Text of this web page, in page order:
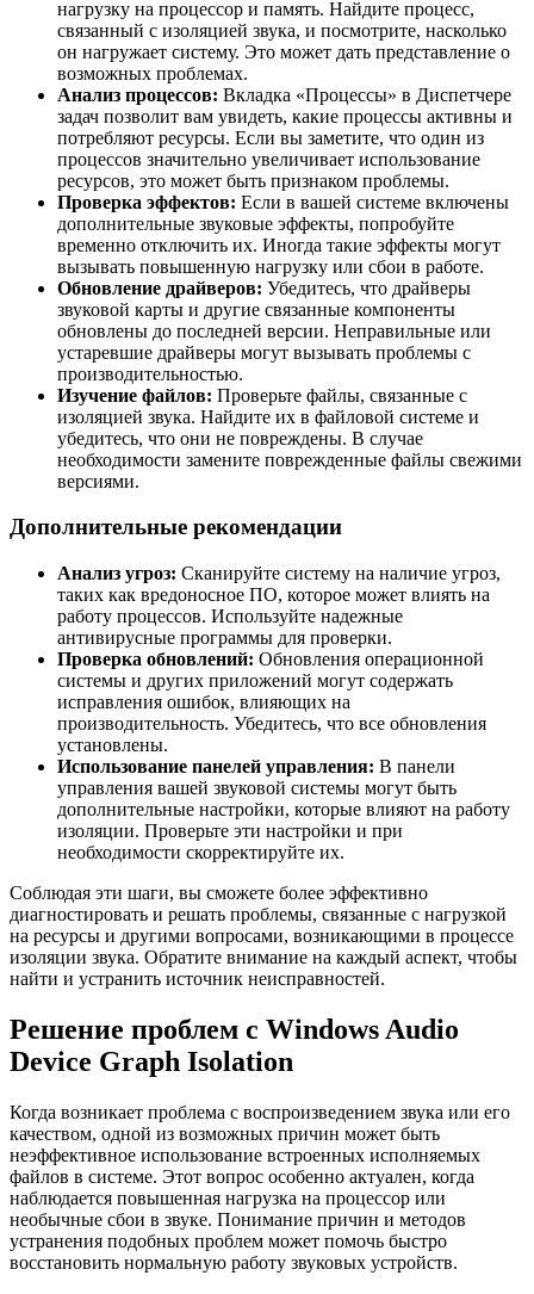
нагрузку на процессор и память. Найдите процесс,
связанный с изоляцией звука, и посмотрите, насколько
он нагружает систему. Это может дать представление о
возможных проблемах.
Анализ процессов: Вкладка «Процессы» в Диспетчере
задач позволит вам увидеть, какие процессы активны и
потребляют ресурсы. Если вы заметите, что один из
процессов значительно увеличивает использование
ресурсов, это может быть признаком проблемы.
Проверка эффектов: Если в вашей системе включены
дополнительные звуковые эффекты, попробуйте
временно отключить их. Иногда такие эффекты могут
вызывать повышенную нагрузку или сбои в работе.
Обновление драйверов: Убедитесь, что драйверы
звуковой карты и другие связанные компоненты
обновлены до последней версии. Неправильные или
устаревшие драйверы могут вызывать проблемы с
производительностью.
Изучение файлов: Проверьте файлы, связанные с
изоляцией звука. Найдите их в файловой системе и
убедитесь, что они не повреждены. В случае
необходимости замените поврежденные файлы свежими
версиями.
Дополнительные рекомендации
Анализ угроз: Сканируйте систему на наличие угроз,
таких как вредоносное ПО, которое может влиять на
работу процессов. Используйте надежные
антивирусные программы для проверки.
Проверка обновлений: Обновления операционной
системы и других приложений могут содержать
исправления ошибок, влияющих на
производительность. Убедитесь, что все обновления
установлены.
Использование панелей управления: В панели
управления вашей звуковой системы могут быть
дополнительные настройки, которые влияют на работу
изоляции. Проверьте эти настройки и при
необходимости скорректируйте их.
Соблюдая эти шаги, вы сможете более эффективно
диагностировать и решать проблемы, связанные с нагрузкой
на ресурсы и другими вопросами, возникающими в процессе
изоляции звука. Обратите внимание на каждый аспект, чтобы
найти и устранить источник неисправностей.
Решение проблем с Windows Audio
Device Graph Isolation
Когда возникает проблема с воспроизведением звука или его
качеством, одной из возможных причин может быть
неэффективное использование встроенных исполняемых
файлов в системе. Этот вопрос особенно актуален, когда
наблюдается повышенная нагрузка на процессор или
необычные сбои в звуке. Понимание причин и методов
устранения подобных проблем может помочь быстро
восстановить нормальную работу звуковых устройств.